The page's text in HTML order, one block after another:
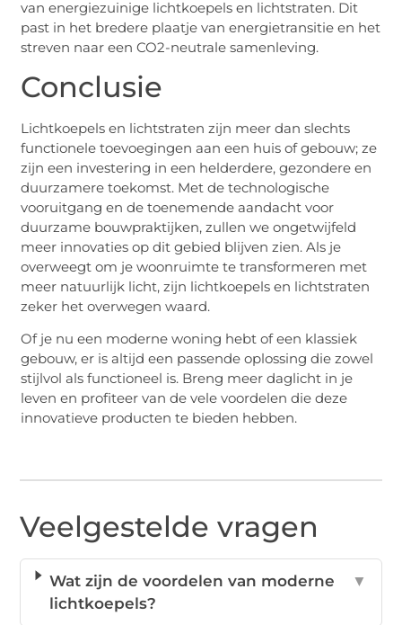
van energiezuinige lichtkoepels en lichtstraten. Dit
past in het bredere plaatje van energietransitie en het
streven naar een CO2-neutrale samenleving.
Conclusie
Lichtkoepels en lichtstraten zijn meer dan slechts
functionele toevoegingen aan een huis of gebouw; ze
zijn een investering in een helderdere, gezondere en
duurzamere toekomst. Met de technologische
vooruitgang en de toenemende aandacht voor
duurzame bouwpraktijken, zullen we ongetwijfeld
meer innovaties op dit gebied blijven zien. Als je
overweegt om je woonruimte te transformeren met
meer natuurlijk licht, zijn lichtkoepels en lichtstraten
zeker het overwegen waard.
Of je nu een moderne woning hebt of een klassiek
gebouw, er is altijd een passende oplossing die zowel
stijlvol als functioneel is. Breng meer daglicht in je
leven en profiteer van de vele voordelen die deze
innovatieve producten te bieden hebben.
Veelgestelde vragen
Wat zijn de voordelen van moderne
lichtkoepels?
▼